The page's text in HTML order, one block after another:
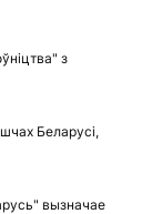
з
Беларусі,
вызначае